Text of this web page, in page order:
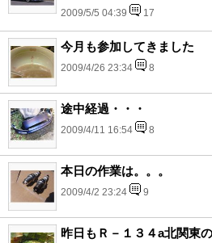
2009/5/5 04:39 17
今月も参加してきました
2009/4/26 23:34 8
途中経過・・・
2009/4/11 16:54 8
本日の作業は。。。
2009/4/2 23:24 9
昨日もＲ－１３４a北関東